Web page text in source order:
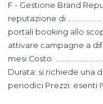
F - Gestione Brand
reputazione di
portali booking allo
attivare campagne a
mesi Costo:
Durata: si richiede una
periodici Prezzi: esenti